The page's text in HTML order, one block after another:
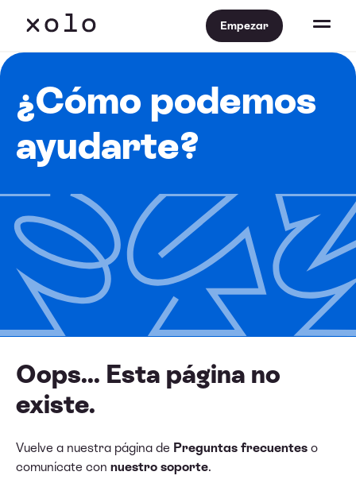
Empezar
¿Cómo podemos
ayudarte?
Oops... Esta página no
existe.
Vuelve a nuestra página de Preguntas frecuentes o
comunícate con nuestro soporte.